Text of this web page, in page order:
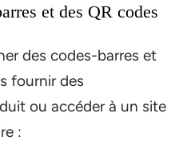
et des QR codes
des codes-barres et
fournir des
ou accéder à un site
: